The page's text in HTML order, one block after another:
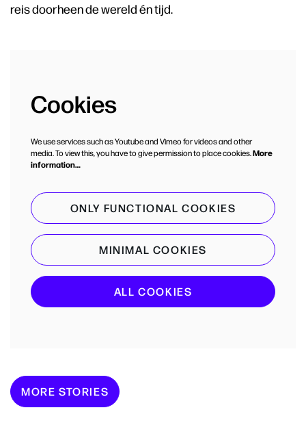
reis doorheen de wereld én tijd.
Cookies
We use services such as Youtube and Vimeo for videos and other
media. To view this, you have to give permission to place cookies.More
information…
ONLY FUNCTIONAL COOKIES
MINIMAL COOKIES
ALL COOKIES
MORE STORIES